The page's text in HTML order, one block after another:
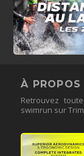
À PROPOS
Retrouvez
swimrun sur